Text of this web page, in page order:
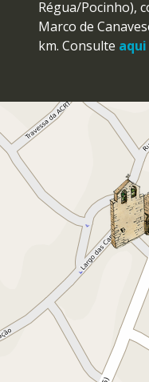
Régua/Pocinho),
Marco de
km. Consulte aqui
(Porto), da A3
da A7 (Póvoa de
(Esposende/
direção da A4
para o Marco de
direção de Baião
sinalização da
A partir do
para o Marco de
Baião.
Se vem do
Centro
(Porto) ou pela
CREP (Vila Real).